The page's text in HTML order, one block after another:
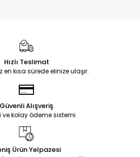
Hızlı Teslimat
en kısa sürede elinize ulaşır.
Güvenli Alışveriş
ve kolay ödeme sistemi
Ürün Yelpazesi